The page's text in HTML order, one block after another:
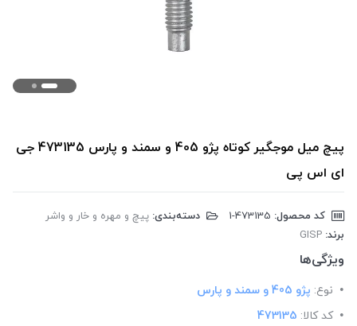
پیچ میل موجگیر کوتاه پژو 405 و سمند و پارس 473135 جی
ای اس پی
کد محصول: دسته‌بندی: پیچ و مهره و خار و واشر
برند: GISP
ویژگی‌ها
نوع: پژو 405 و سمند و پارس
کد کالا: 473135